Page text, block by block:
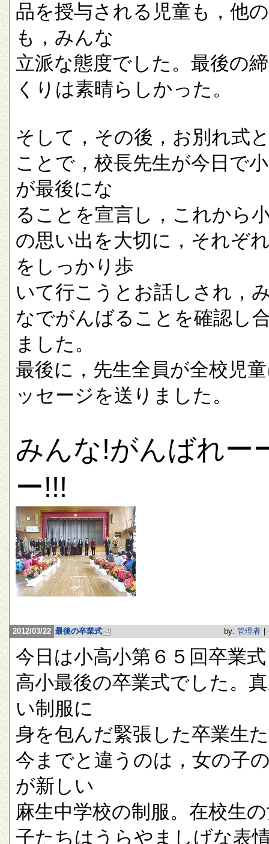
品を授与される児童も，他
も，みんな
立派な態度でした。最後の
くりは素晴らしかった。
そして，その後，お別れ式
ことで，校長先生が今日で
が最後にな
ることを宣言し，これから
の思い出を大切に，それぞ
をしっかり歩
いて行こうとお話しされ，
なでがんばることを確認し
ました。
最後に，先生全員が全校児
ッセージを送りました。
みんな!がんばれー
ー!!!
2012/03/22 最後の卒業式 by: 管理者
今日は小高小第６５回卒業
高小最後の卒業式でした。
い制服に
身を包んだ緊張した卒業生
今までと違うのは，女の子
が新しい
麻生中学校の制服。在校生
子たちはうらやましげな表